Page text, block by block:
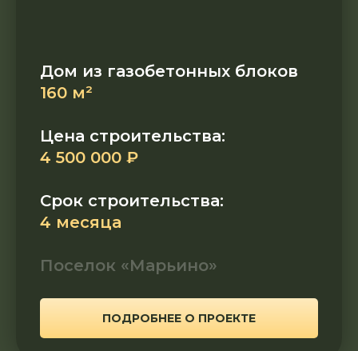
Дом из газобетонных блоков
160 м²
Цена строительства:
4 500 000 ₽
Срок строительства:
4 месяца
Поселок «Марьино»
ПОДРОБНЕЕ О ПРОЕКТЕ